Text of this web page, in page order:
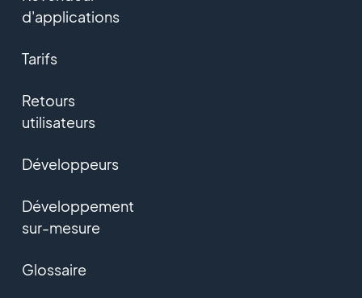
d'applications
Tarifs
Retours
utilisateurs
Développeurs
Développement
sur-mesure
Glossaire